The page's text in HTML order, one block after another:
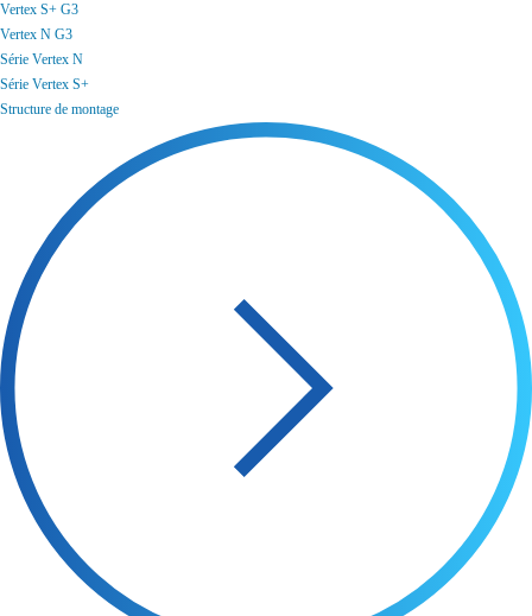
Vertex S+ G3
Vertex N G3
Série Vertex N
Série Vertex S+
Structure de montage